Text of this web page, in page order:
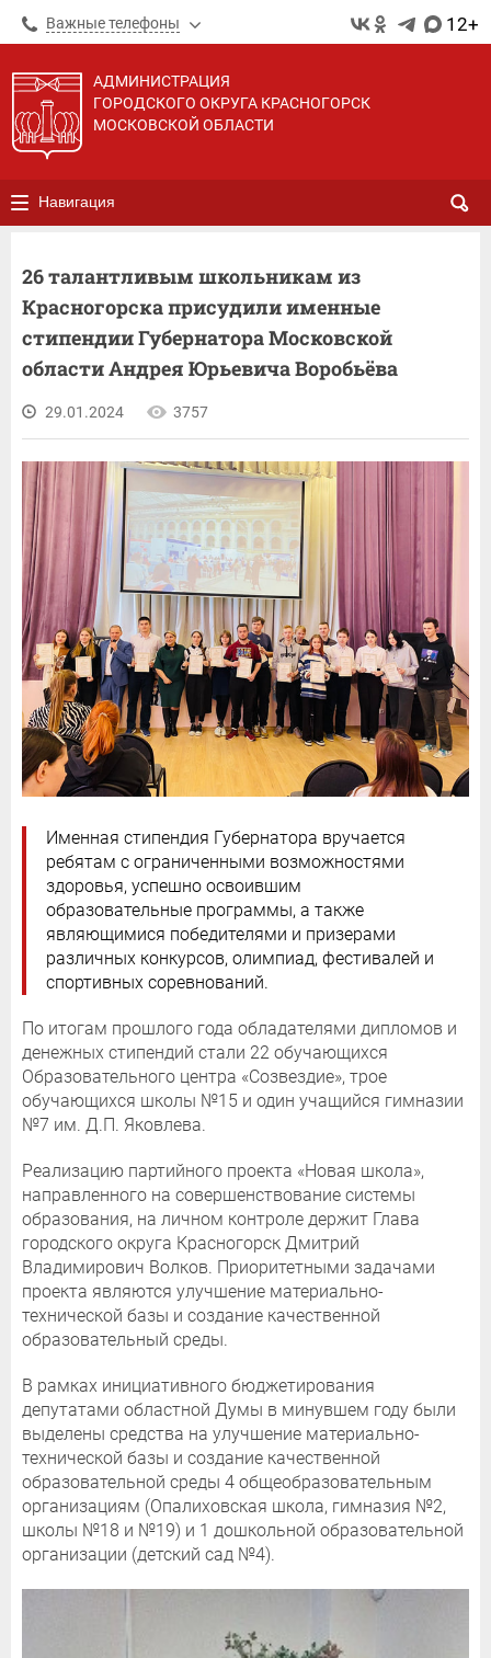
Важные телефоны 12+
АДМИНИСТРАЦИЯ
ГОРОДСКОГО ОКРУГА КРАСНОГОРСК
МОСКОВСКОЙ ОБЛАСТИ
Навигация
26 талантливым школьникам из
Красногорска присудили именные
стипендии Губернатора Московской
области Андрея Юрьевича Воробьёва
29.01.2024 3757
Именная стипендия Губернатора вручается
ребятам с ограниченными возможностями
здоровья, успешно освоившим
образовательные программы, а также
являющимися победителями и призерами
различных конкурсов, олимпиад, фестивалей и
спортивных соревнований.
По итогам прошлого года обладателями дипломов и
денежных стипендий стали 22 обучающихся
Образовательного центра «Созвездие», трое
обучающихся школы №15 и один учащийся гимназии
№7 им. Д.П. Яковлева.
Реализацию партийного проекта «Новая школа»,
направленного на совершенствование системы
образования, на личном контроле держит Глава
городского округа Красногорск Дмитрий
Владимирович Волков. Приоритетными задачами
проекта являются улучшение материально-
технической базы и создание качественной
образовательный среды.
В рамках инициативного бюджетирования
депутатами областной Думы в минувшем году были
выделены средства на улучшение материально-
технической базы и создание качественной
образовательной среды 4 общеобразовательным
организациям (Опалиховская школа, гимназия №2,
школы №18 и №19) и 1 дошкольной образовательной
организации (детский сад №4).